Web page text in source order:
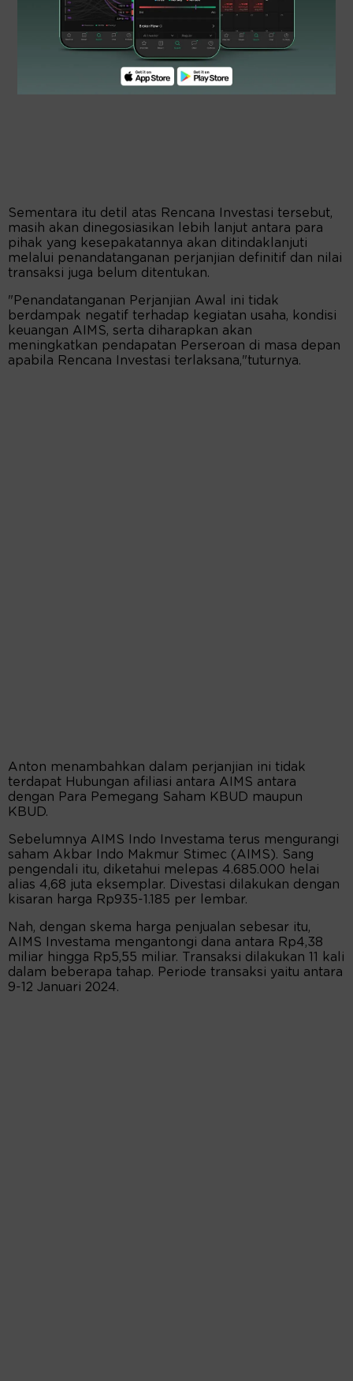
Sementara itu detil atas Rencana Investasi tersebut,
masih akan dinegosiasikan lebih lanjut antara para
pihak yang kesepakatannya akan ditindaklanjuti
melalui penandatanganan perjanjian definitif dan nilai
transaksi juga belum ditentukan.
"Penandatanganan Perjanjian Awal ini tidak
berdampak negatif terhadap kegiatan usaha, kondisi
keuangan AIMS, serta diharapkan akan
meningkatkan pendapatan Perseroan di masa depan
apabila Rencana Investasi terlaksana,"tuturnya.
Anton menambahkan dalam perjanjian ini tidak
terdapat Hubungan afiliasi antara AIMS antara
dengan Para Pemegang Saham KBUD maupun
KBUD.
Sebelumnya AIMS Indo Investama terus mengurangi
saham Akbar Indo Makmur Stimec (AIMS). Sang
pengendali itu, diketahui melepas 4.685.000 helai
alias 4,68 juta eksemplar. Divestasi dilakukan dengan
kisaran harga Rp935-1.185 per lembar.
Nah, dengan skema harga penjualan sebesar itu,
AIMS Investama mengantongi dana antara Rp4,38
miliar hingga Rp5,55 miliar. Transaksi dilakukan 11 kali
dalam beberapa tahap. Periode transaksi yaitu antara
9-12 Januari 2024.